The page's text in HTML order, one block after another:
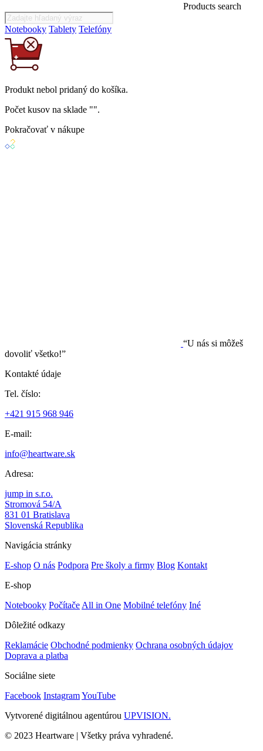
Products search
Notebooky Tablety Telefóny
Produkt nebol pridaný do košíka.
Počet kusov na sklade "".
Pokračovať v nákupe
“U nás si môžeš
dovoliť všetko!”
Kontakté údaje
Tel. číslo:
+421 915 968 946
E-mail:
info@heartware.sk
Adresa:
jump in s.r.o.
Stromová 54/A
831 01 Bratislava
Slovenská Republika
Navigácia stránky
E-shop O nás Podpora Pre školy a firmy Blog Kontakt
E-shop
Notebooky Počítače All in One Mobilné telefóny Iné
Dôležité odkazy
Reklamácie Obchodné podmienky Ochrana osobných údajov
Doprava a platba
Sociálne siete
Facebook InstagramYouTube
Vytvorené digitálnou agentúrou UPVISION.
© 2023 Heartware | Všetky práva vyhradené.